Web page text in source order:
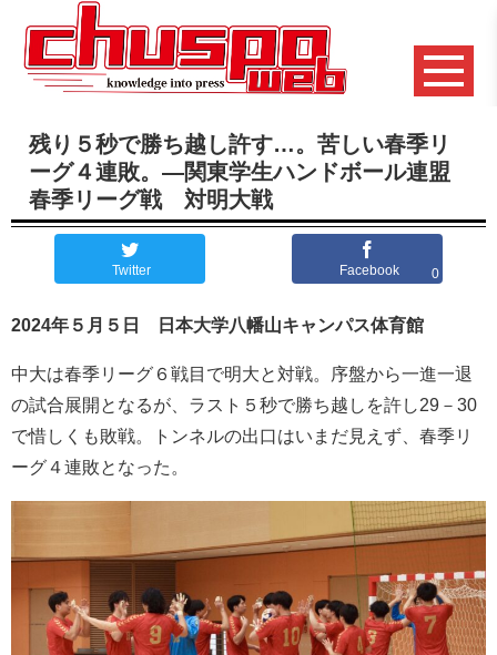
残り５秒で勝ち越し許す…。苦しい春季リ
ーグ４連敗。―関東学生ハンドボール連盟
春季リーグ戦 対明大戦
Twitter Facebook 0
2024年５月５日 日本大学八幡山キャンパス体育館
中大は春季リーグ６戦目で明大と対戦。序盤から一進一退
の試合展開となるが、ラスト５秒で勝ち越しを許し29－30
で惜しくも敗戦。トンネルの出口はいまだ見えず、春季リ
ーグ４連敗となった。